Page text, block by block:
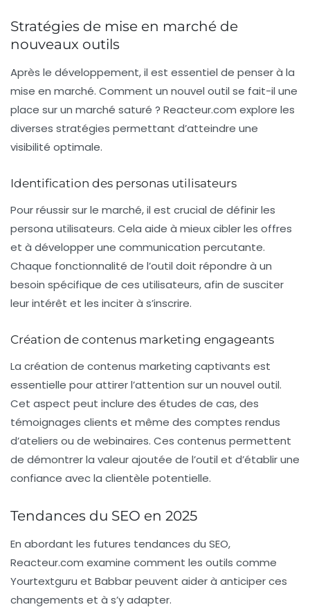
Stratégies de mise en marché de
nouveaux outils
Après le développement, il est essentiel de penser à la
mise en marché. Comment un nouvel outil se fait-il une
place sur un marché saturé ? Reacteur.com explore les
diverses stratégies permettant d’atteindre une
visibilité optimale.
Identification des personas utilisateurs
Pour réussir sur le marché, il est crucial de définir les
persona utilisateurs. Cela aide à mieux cibler les offres
et à développer une communication percutante.
Chaque fonctionnalité de l’outil doit répondre à un
besoin spécifique de ces utilisateurs, afin de susciter
leur intérêt et les inciter à s’inscrire.
Création de contenus marketing engageants
La création de contenus marketing captivants est
essentielle pour attirer l’attention sur un nouvel outil.
Cet aspect peut inclure des études de cas, des
témoignages clients et même des comptes rendus
d’ateliers ou de webinaires. Ces contenus permettent
de démontrer la valeur ajoutée de l’outil et d’établir une
confiance avec la clientèle potentielle.
Tendances du SEO en 2025
En abordant les futures tendances du SEO,
Reacteur.com examine comment les outils comme
Yourtextguru et Babbarpeuvent aider à anticiper ces
changements et à s’y adapter.